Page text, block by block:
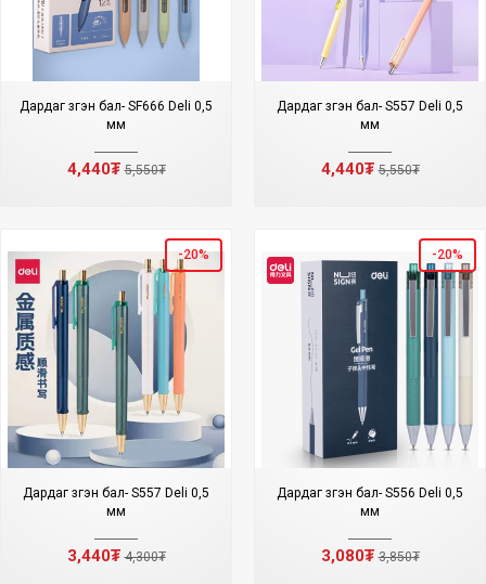
Дардаг үзгэн бал- SF666 Deli 0,5
мм
4,440₮5,550₮
Дардаг үзгэн бал- S557 Deli 0,5
мм
4,440₮5,550₮
-20%
Дардаг үзгэн бал- S557 Deli 0,5
мм
3,440₮4,300₮
-20%
Дардаг үзгэн бал- S556 Deli 0,5
мм
3,080₮3,850₮